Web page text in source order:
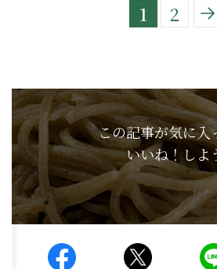
1 2
この記事が気に入
いいね！しよ